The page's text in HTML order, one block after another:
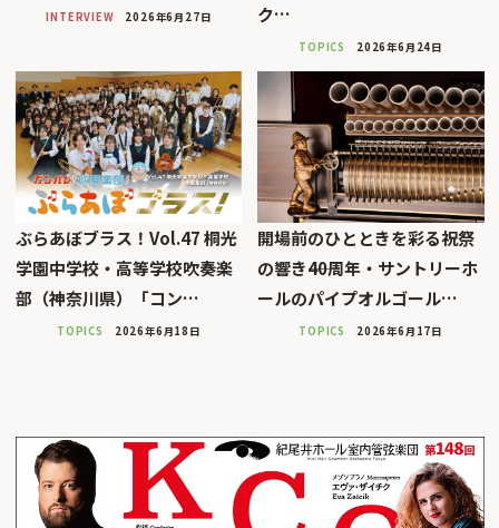
INTERVIEW 2026年6月27日
ク…
TOPICS 2026年6月24日
ぶらあぼブラス！Vol.47 桐光
学園中学校・高等学校吹奏楽
部（神奈川県）「コン…
TOPICS 2026年6月18日
開場前のひとときを彩る祝祭
の響き――40周年・サントリーホ
ールのパイプオルゴール…
TOPICS 2026年6月17日